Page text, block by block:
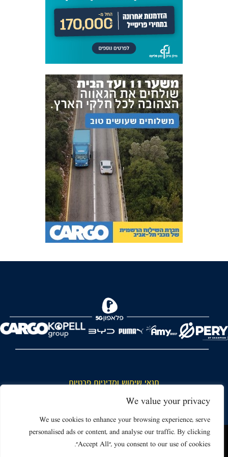
We value your privacy
We use cookies to enhance your browsing experience, serve
personalised ads or content, and analyse our traffic. By clicking
"Accept All", you consent to our use of cookies.
תנאי שימוש ומדיניות פרטיות
כללי כניסה והתנהגות באצטדיון ותנאי שימוש בכרטיסים
דרושים
צור קשר
האתר שאתה גולש בו עשוי להשתמש בעוגיות (קוקיז) ובטכנולוגיות דומות.
על ידי כניסה לאתר אתה מאשר את תנאי השימוש הכוללים שימוש בעוגיות